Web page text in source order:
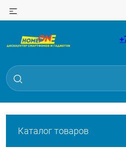
Каталог товаров